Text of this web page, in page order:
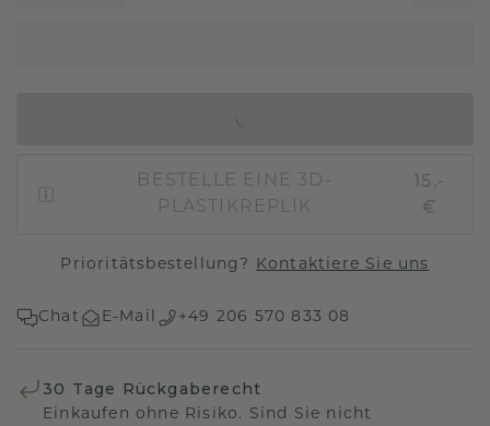
BESTELLE EINE 3D-
PLASTIKREPLIK
15,-
€
Prioritätsbestellung? Kontaktiere Sie uns
Chat E-Mail +49 206 570 833 08
30 Tage Rückgaberecht
Einkaufen ohne Risiko. Sind Sie nicht